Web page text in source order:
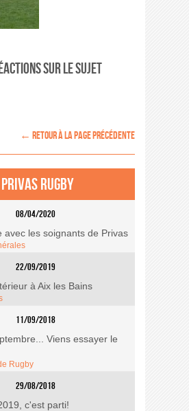
sur le sujet
← retour à la page précédente
Rugby
08/04/2020
avec les soignants de Privas
22/09/2019
à Aix les Bains
11/09/2018
Viens essayer le
Rugby
29/08/2018
c'est parti!